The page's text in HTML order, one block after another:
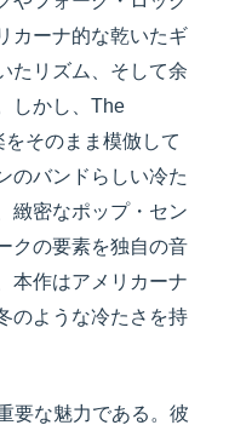
カーナ的な乾いたギ
たリズム、そして余
しかし、The
そのまま模倣して
のバンドらしい冷た
緻密なポップ・セン
クの要素を独自の音
本作はアメリカーナ
のような冷たさを持
要な魅力である。彼